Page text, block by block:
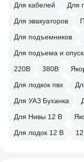
Для кабелей Для
Для эвакуаторов
Для подъемников
Для подъема и
220В
380В
Для лодкок пвх
Для УАЗ Буханка
Для Нивы 12 В
Для лодок 12 В